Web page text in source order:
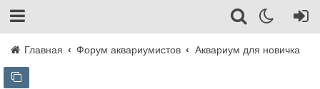
Главная Форум аквариумистов Аквариум для новичка